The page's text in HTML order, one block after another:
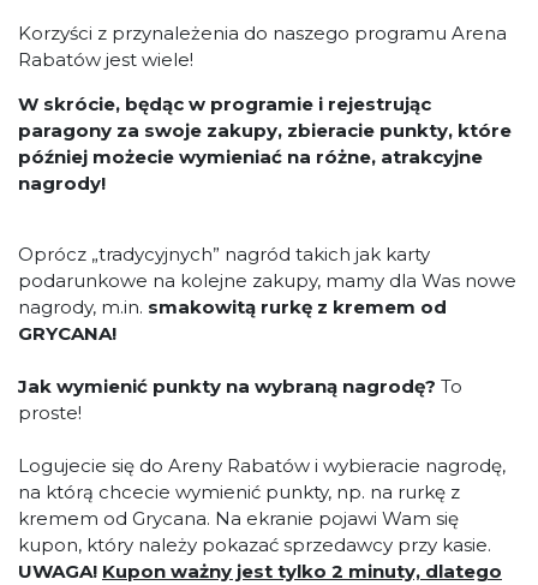
Korzyści z przynależenia do naszego programu Arena
Rabatów jest wiele!
W skrócie, będąc w programie i rejestrując
paragony za swoje zakupy, zbieracie punkty, które
później możecie wymieniać na różne, atrakcyjne
nagrody!
Oprócz „tradycyjnych” nagród takich jak karty
podarunkowe na kolejne zakupy, mamy dla Was nowe
nagrody, m.in. smakowitą rurkę z kremem od
GRYCANA!
Jak wymienić punkty na wybraną nagrodę? To
proste!
Logujecie się do Areny Rabatów i wybieracie nagrodę,
na którą chcecie wymienić punkty, np. na rurkę z
kremem od Grycana. Na ekranie pojawi Wam się
kupon, który należy pokazać sprzedawcy przy kasie.
UWAGA! Kupon ważny jest tylko 2 minuty, dlatego